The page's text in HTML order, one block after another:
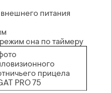
питания
сна по таймеру